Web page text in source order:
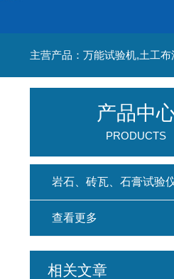
主营产品：万能试验机,土工
产品中
PRODUCTS
岩石、砖瓦、石膏试验
查看更多
相关文章